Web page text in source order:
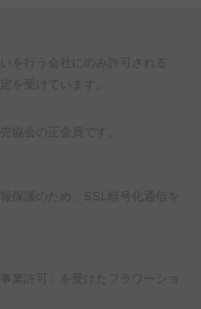
を行う会社にのみ許可される
を受けています。
協会の正会員です。
保護のため、SSL暗号化通信を
業許可」を受けたフラワーショ